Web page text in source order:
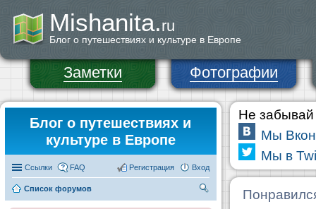
Mishanita.ru
Блог о путешествиях и культуре в Европе
Заметки Фотографии
Блог о путешествиях и
культуре в Европе
Ссылки FAQ Вход
Регистрация
Список форумов
Не забывай
Мы
Мы в